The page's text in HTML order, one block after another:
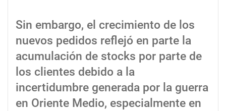
Sin embargo, el crecimiento de los
nuevos pedidos reflejó en parte la
acumulación de stocks por parte de
los clientes debido a la
incertidumbre generada por la guerra
en Oriente Medio, especialmente en